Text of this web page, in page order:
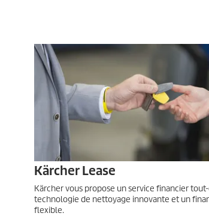
Kärcher Lease
Kärcher vous propose un service financier
technologie de nettoyage innovante et un
flexible.